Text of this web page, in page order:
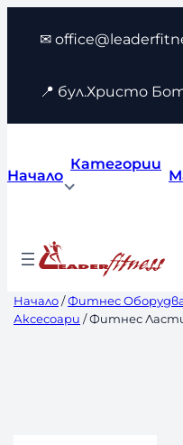
съдържанието
✉
📍 бул.Христо
Начало
Категории
Начало/Фитнес
Аксесоари / Фитнес